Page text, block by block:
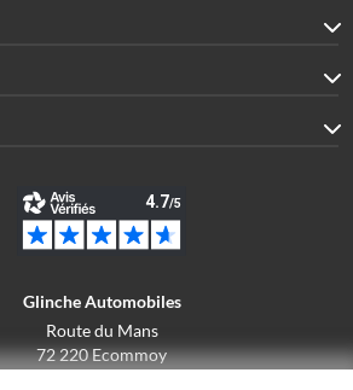
Glinche Automobiles
Route du Mans
72 220 Ecommoy